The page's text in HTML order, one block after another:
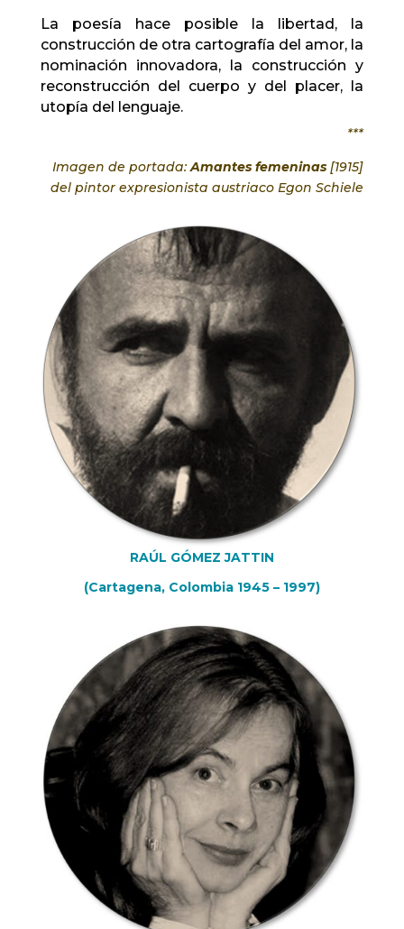
La poesía hace posible la libertad, la
construcción de otra cartografía del amor, la
nominación innovadora, la construcción y
reconstrucción del cuerpo y del placer, la
utopía del lenguaje.
***
Imagen de portada:Amantes femeninas [1915]
del pintor expresionista austriaco Egon Schiele
RAÚL GÓMEZ JATTIN
(Cartagena, Colombia 1945 – 1997)